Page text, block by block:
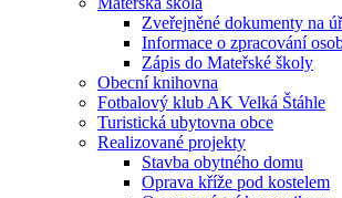
Zveřejněné dokumenty na
Informace o zpracování
Zápis do Mateřské školy
Obecní knihovna
Fotbalový klub AK Velká Štáhle
Turistická ubytovna obce
Realizované projekty
Stavba obytného domu
Oprava kříže pod kostelem